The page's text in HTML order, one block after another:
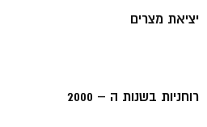
יציאת מצרים
רוחניות בשנות ה – 2000